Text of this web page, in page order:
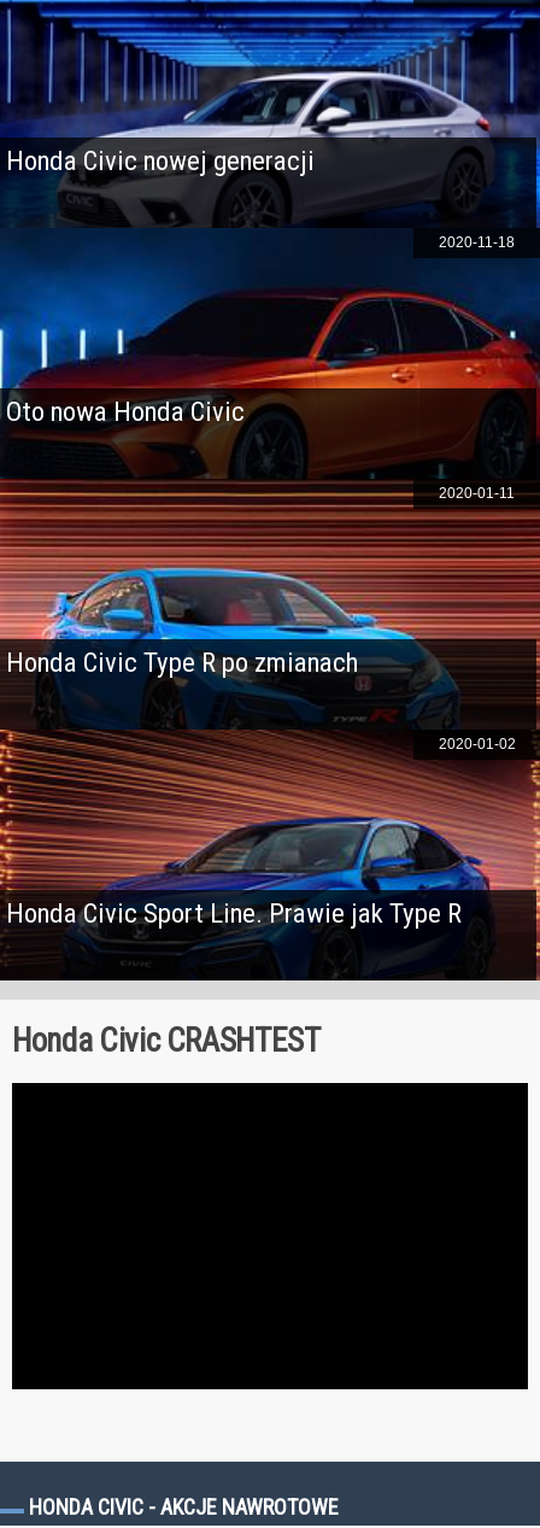
Honda Civic nowej generacji
Oto nowa Honda Civic
2020-11-18
Honda Civic Type R po zmianach
2020-01-11
Honda Civic Sport Line. Prawie jak Type R
2020-01-02
Honda Civic CRASHTEST
HONDA CIVIC - AKCJE NAWROTOWE